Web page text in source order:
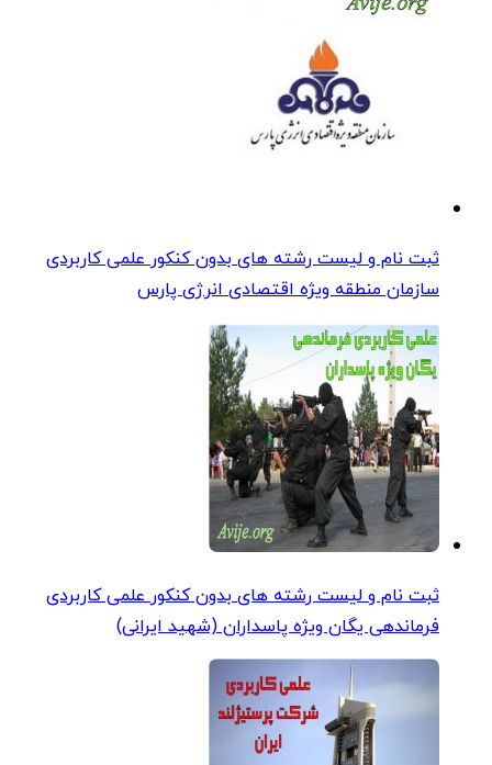
ثبت نام و لیست رشته های بدون کنکور علمی کاربردی
سازمان منطقه ویژه اقتصادی انرژی پارس
ثبت نام و لیست رشته های بدون کنکور علمی کاربردی
فرماندهی یگان ویژه پاسداران (شهید ایرانی)